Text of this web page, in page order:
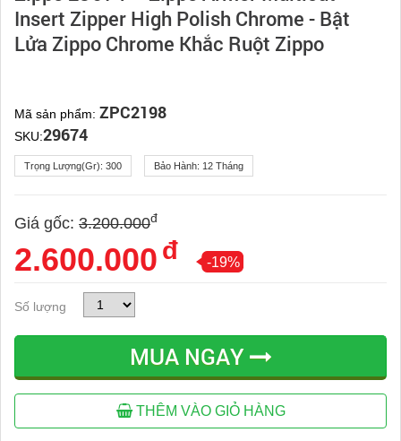
Insert Zipper High Polish Chrome - Bật
Lửa Zippo Chrome Khắc Ruột Zippo
Mã sản phẩm: ZPC2198
SKU:29674
Trọng Lượng(gr): 300 Bảo Hành: 12 Tháng
Giá gốc: 3.200.000đ
2.600.000 đ -19%
Số lượng
MUA NGAY
THÊM VÀO GIỎ HÀNG